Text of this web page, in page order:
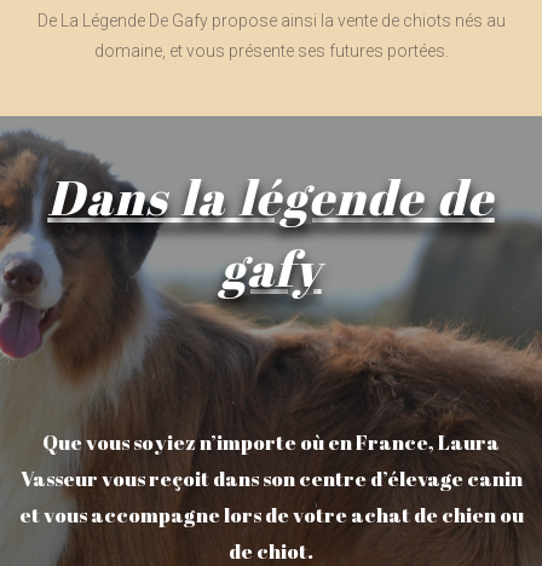
De La Légende De Gafy propose ainsi la vente de chiots nés au
domaine, et vous présente ses futures portées.
Dans la légende de
gafy
Que vous soyiez n’importe où en France, Laura
Vasseur vous reçoit dans son centre d’élevage canin
et vous accompagne lors de votre achat de chien ou
de chiot.